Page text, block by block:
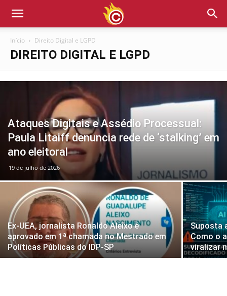
Início Direito Digital e LGPD
DIREITO DIGITAL E LGPD
Ataques Digitais e Assédio Processual:
Paula Litaiff denuncia rede de ‘stalking’ em
ano eleitoral
19 de julho de 2026
Ex-UEA, jornalista Ronaldo Aleixo é
aprovado em 1ª chamada no Mestrado em
Políticas Públicas do IDP-SP
Suposta
Como o
viralizar